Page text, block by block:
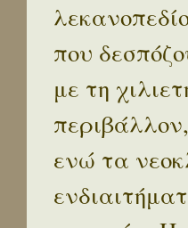
που
με τη
ενώ τα